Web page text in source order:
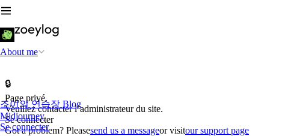
About me
조이의 연습장 Blog
Midjourney
Se connecter
🔒
Page privé.
Veuillez contacter l’administrateur du site.
Se connecter
Got a problem? Pleasesend us a messageor visitour support page